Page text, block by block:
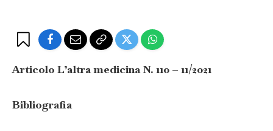
Articolo L’altra medicina N. 110 – 11/2021
Bibliografia